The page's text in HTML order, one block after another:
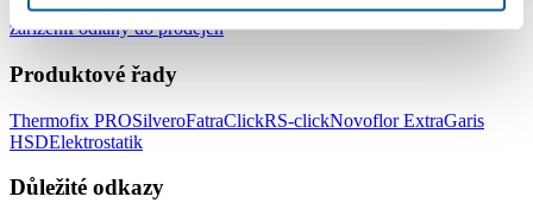
a zdravotnických zařízeníPodlahy do hotelů a ubytovacích
zařízeníPodlahy do prodejen
Produktové řady
Thermofix PROSilveroFatraClickRS-clickNovoflor ExtraGaris
HSDElektrostatik
Důležité odkazy